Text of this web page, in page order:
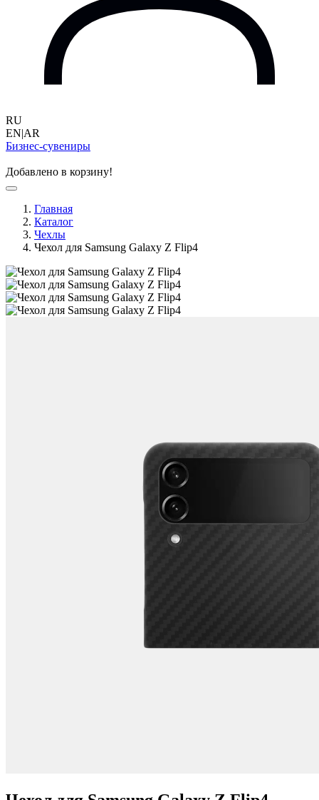
RU
EN|AR
Бизнес-сувениры
Добавлено в корзину!
Главная
Каталог
Чехлы
Чехол для Samsung Galaxy Z Flip4